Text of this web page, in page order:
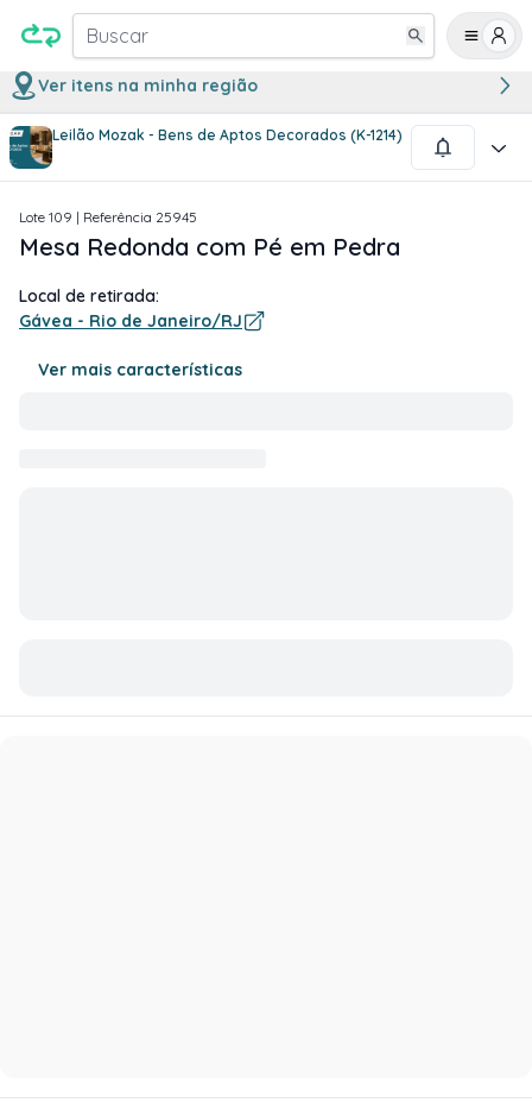
Buscar
Ver itens na minha região
Leilão Mozak - Bens de Aptos Decorados (K-1214)
1/1
Lote 109 | Referência 25945
Mesa Redonda com Pé em Pedra
Local de retirada:
Gávea - Rio de Janeiro/RJ
Ver mais características